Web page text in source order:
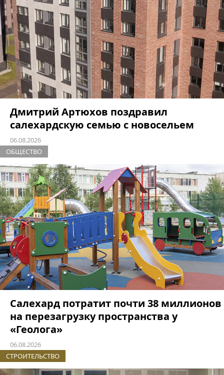
Дмитрий Артюхов поздравил
салехардскую семью с новосельем
06.08.2026
ОБЩЕСТВО
Салехард потратит почти 38 миллионов
на перезагрузку пространства у
«Геолога»
06.08.2026
СТРОИТЕЛЬСТВО